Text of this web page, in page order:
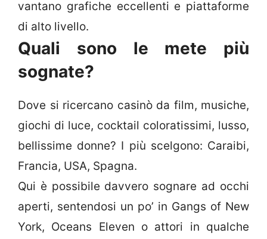
vantano grafiche eccellenti e piattaforme
di alto livello.
Quali sono le mete più
sognate?
Dove si ricercano casinò da film, musiche,
giochi di luce, cocktail coloratissimi, lusso,
bellissime donne? I più scelgono: Caraibi,
Francia, USA, Spagna.
Qui è possibile davvero sognare ad occhi
aperti, sentendosi un po’ in Gangs of New
York, Oceans Eleven o attori in qualche